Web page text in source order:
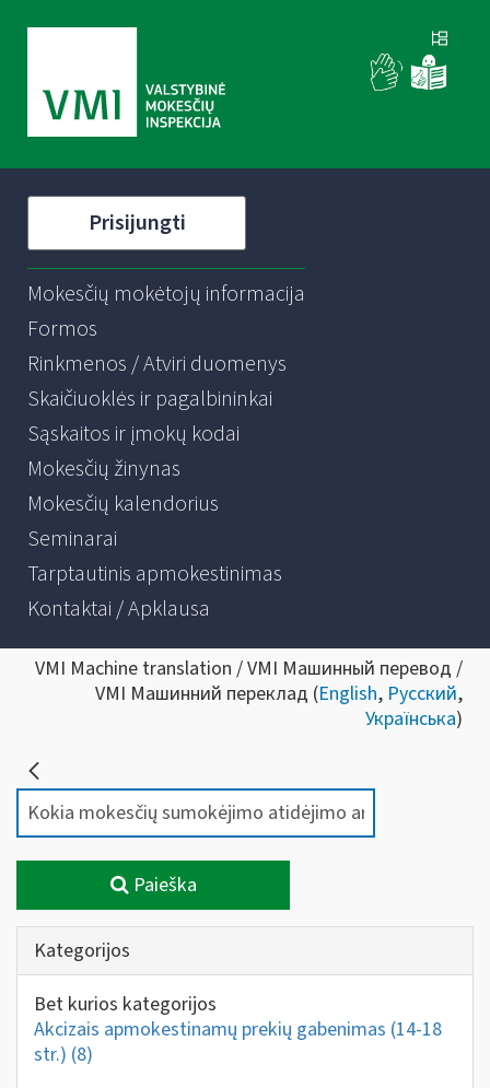
Prisijungti
Mokesčių mokėtojų informacija
Formos
Rinkmenos / Atviri duomenys
Skaičiuoklės ir pagalbininkai
Sąskaitos ir įmokų kodai
Mokesčių žinynas
Mokesčių kalendorius
Seminarai
Tarptautinis apmokestinimas
Kontaktai / Apklausa
VMI Machine translation / VMI Машинный перевод /
VMI Машинний переклад (English, Русский,
Українська)
Paieška
Kategorijos
Bet kurios kategorijos
Akcizais apmokestinamų prekių gabenimas (14-18
str.) (8)